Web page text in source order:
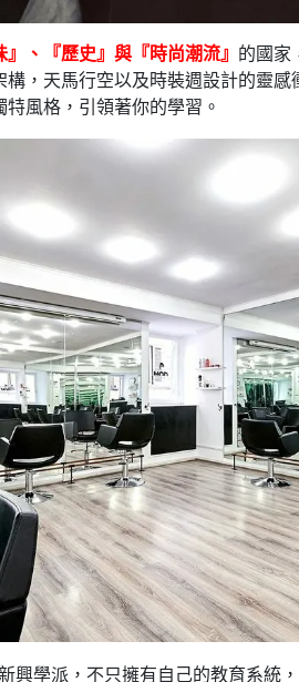
』、『歷史』與『時尚潮流』 的國家
，天馬行空以及時裝週設計的靈
風格，引領著你的學習。
興學派，不只擁有自己的教育系統